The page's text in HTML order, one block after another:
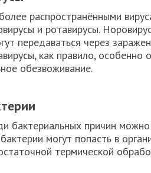
распространёнными
и ротавирусы.
передаваться через
как правило,
обезвоживание.
бактериальных причин
могут попасть в
термической